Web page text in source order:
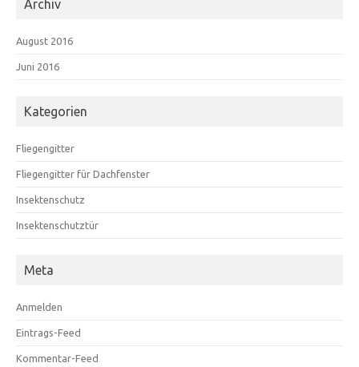
Archiv
August 2016
Juni 2016
Kategorien
Fliegengitter
Fliegengitter für Dachfenster
Insektenschutz
Insektenschutztür
Meta
Anmelden
Eintrags-Feed
Kommentar-Feed